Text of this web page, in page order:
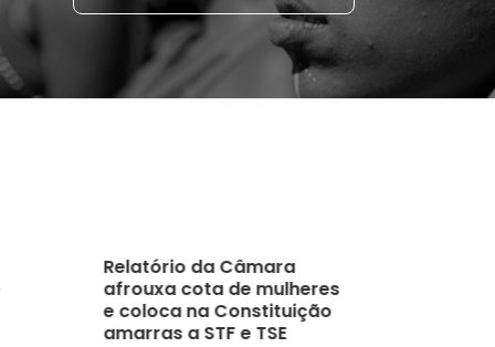
Relatório da Câmara
afrouxa cota de mulheres
e coloca na Constituição
amarras a STF e TSE